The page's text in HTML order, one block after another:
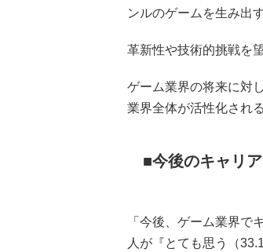
ンルのゲームを生み出
革新性や技術的挑戦を
ゲーム業界の将来に対
業界全体が活性化され
今後のキャリ
「今後、ゲーム業界で
人が『とても思う（